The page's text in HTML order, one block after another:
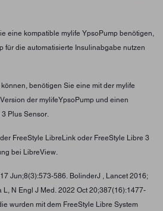
eine kompatible mylife YpsoPump benötigen,
für die automatisierte Insulinabgabe nutzen
benötigen Sie eine mit der mylife
der mylifeYpsoPump und einen
Plus Sensor.
FreeStyle LibreLink oder FreeStyle Libre 3
bei LibreView.
Jun;8(3):573-586. BolinderJ , Lancet 2016;
N Engl J Med. 2022 Oct 20;387(16):1477-
wurden mit dem FreeStyle Libre System